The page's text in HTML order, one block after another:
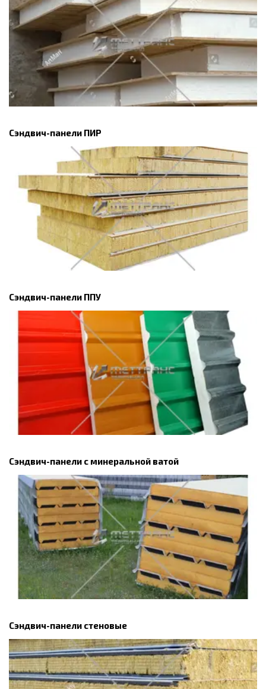
Сэндвич-панели ПИР
Сэндвич-панели ППУ
Сэндвич-панели с минеральной ватой
Сэндвич-панели стеновые